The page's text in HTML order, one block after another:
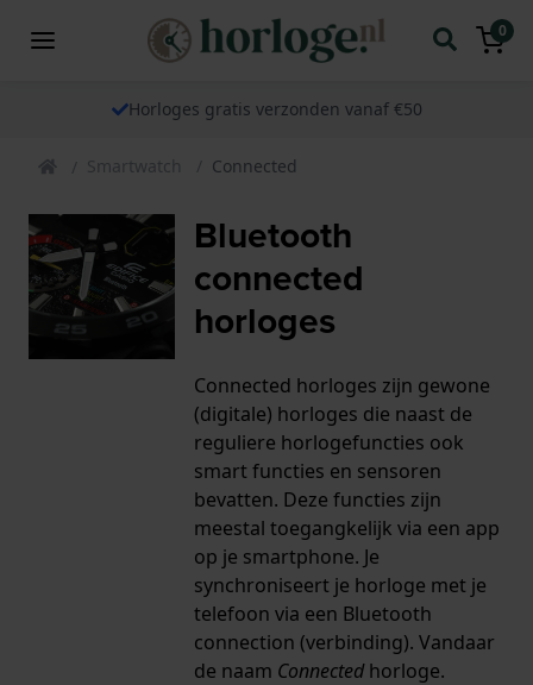
0
Horloges gratis verzonden vanaf €50
Smartwatch Connected
Bluetooth
connected
horloges
Connected horloges zijn gewone
(digitale) horloges die naast de
reguliere horlogefuncties ook
smart functies en sensoren
bevatten. Deze functies zijn
meestal toegangkelijk via een app
op je smartphone. Je
synchroniseert je horloge met je
telefoon via een Bluetooth
connection (verbinding). Vandaar
de naam Connectedhorloge.